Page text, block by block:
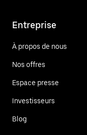
Entreprise
À propos de nous
Nos offres
Espace presse
Investisseurs
Blog